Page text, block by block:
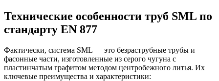
Технические особенности труб SML по
стандарту EN 877
Фактически, система SML — это безраструбные трубы и
фасонные части, изготовленные из серого чугуна с
пластинчатым графитом методом центробежного литья. Их
ключевые преимущества и характеристики: